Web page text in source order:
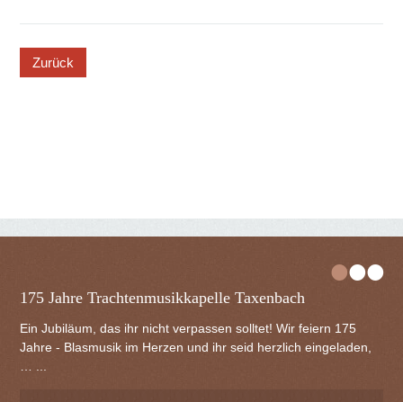
button
•••
175 Jahre Trachtenmusikkapelle Taxenbach
Ein Jubiläum, das ihr nicht verpassen solltet! Wir feiern 175
Jahre - Blasmusik im Herzen und ihr seid herzlich eingeladen,